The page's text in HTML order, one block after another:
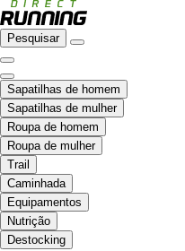
Pesquisar
Sapatilhas de homem
Sapatilhas de mulher
Roupa de homem
Roupa de mulher
Trail
Caminhada
Equipamentos
Nutrição
Destocking